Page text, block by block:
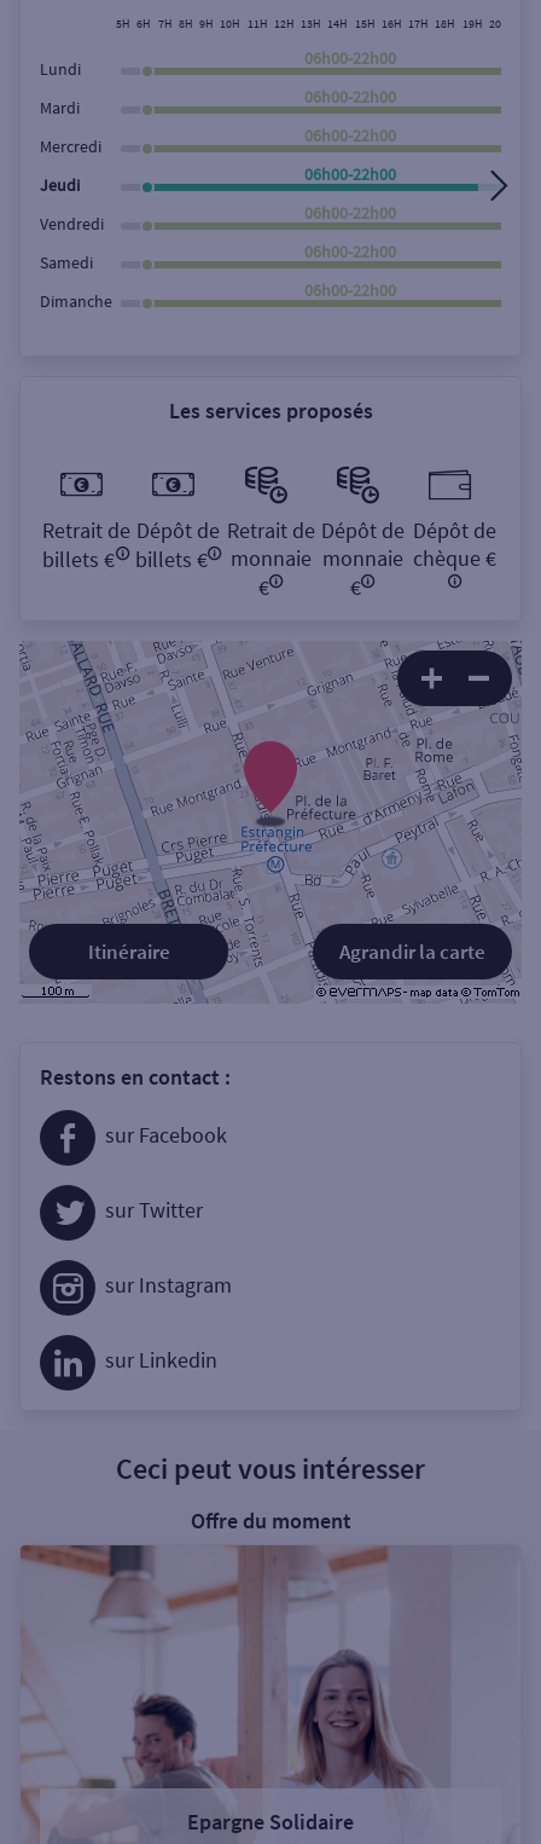
Rechercher
5H 6H 7H 8H 9H 10H 11H 12H 13H 14H 15H 16H 17H 18H 19H 20H
Lundi
06h00-22h00
Mardi
06h00-22h00
Mercredi
06h00-22h00
Jeudi
06h00-22h00
Vendredi
06h00-22h00
Samedi
06h00-22h00
Dimanche
06h00-22h00
Les services proposés
Retrait de
billets €
Dépôt de
billets €
Retrait de
monnaie
€
Dépôt de
monnaie
€
Dépôt de
chèque €
Agrandir la carte
Itinéraire
Restons en contact :
sur Facebook
sur Twitter
sur Instagram
sur Linkedin
Ceci peut vous intéresser
Offre du moment
Epargne Solidaire